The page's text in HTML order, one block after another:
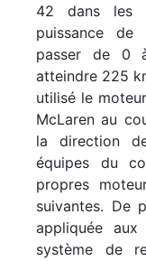
42 dans les
puissance
passer de 0
atteindre 225
utilisé le
McLaren au
la direction
équipes du
propres
suivantes. De
appliquée
système de